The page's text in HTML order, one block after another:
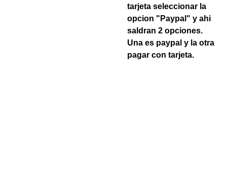
tarjeta seleccionar la
opcion "Paypal" y ahi
saldran 2 opciones.
Una es paypal y la otra
pagar con tarjeta.